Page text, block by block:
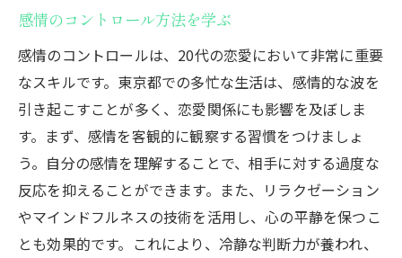
感情のコントロール方法を学ぶ
感情のコントロールは、20代の恋愛において非常に重要
なスキルです。東京都での多忙な生活は、感情的な波を
引き起こすことが多く、恋愛関係にも影響を及ぼしま
す。まず、感情を客観的に観察する習慣をつけましょ
う。自分の感情を理解することで、相手に対する過度な
反応を抑えることができます。また、リラクゼーション
やマインドフルネスの技術を活用し、心の平静を保つこ
とも効果的です。これにより、冷静な判断力が養われ、